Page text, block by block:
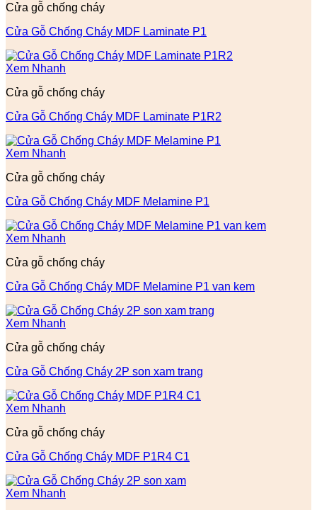
Cửa gỗ chống cháy
Cửa Gỗ Chống Cháy MDF Laminate P1
Xem Nhanh
Cửa gỗ chống cháy
Cửa Gỗ Chống Cháy MDF Laminate P1R2
Xem Nhanh
Cửa gỗ chống cháy
Cửa Gỗ Chống Cháy MDF Melamine P1
Xem Nhanh
Cửa gỗ chống cháy
Cửa Gỗ Chống Cháy MDF Melamine P1 van kem
Xem Nhanh
Cửa gỗ chống cháy
Cửa Gỗ Chống Cháy 2P son xam trang
Xem Nhanh
Cửa gỗ chống cháy
Cửa Gỗ Chống Cháy MDF P1R4 C1
Xem Nhanh